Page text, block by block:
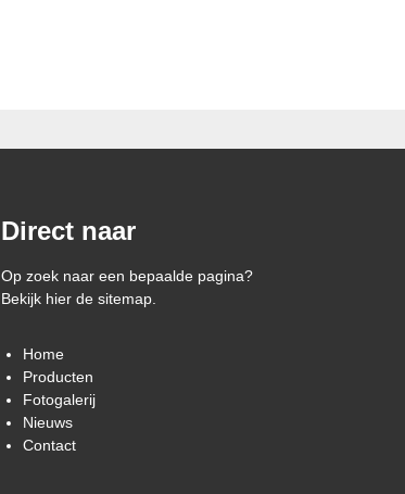
Direct naar
Op zoek naar een bepaalde pagina?
Bekijk hier de sitemap.
Home
Producten
Fotogalerij
Nieuws
Contact